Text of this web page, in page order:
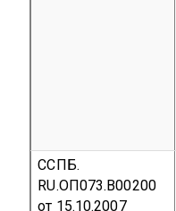
ССПБ.
RU.ОП073.В00200
от 15.10.2007